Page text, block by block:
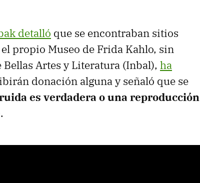
detalló que se encontraban sitios
propio Museo de Frida Kahlo, sin
Artes y Literatura (Inbal), ha
donación alguna y señaló que se
es verdadera o una reproducción